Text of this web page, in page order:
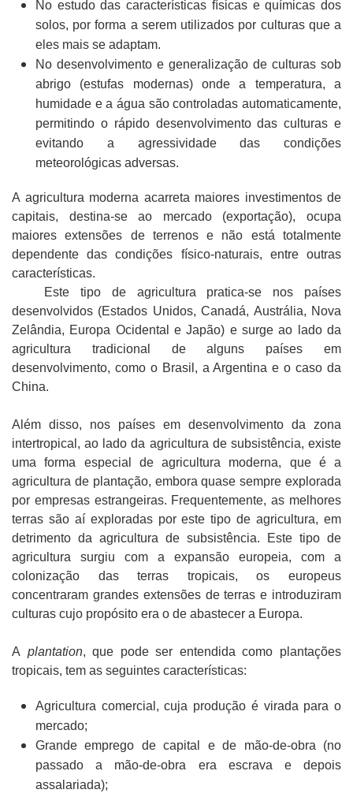
No estudo das características físicas e químicas dos
solos, por forma a serem utilizados por culturas que a
eles mais se adaptam.
No desenvolvimento e generalização de culturas sob
abrigo (estufas modernas) onde a temperatura, a
humidade e a água são controladas automaticamente,
permitindo o rápido desenvolvimento das culturas e
evitando a agressividade das condições
meteorológicas adversas.
A agricultura moderna acarreta maiores investimentos de
capitais, destina-se ao mercado (exportação), ocupa
maiores extensões de terrenos e não está totalmente
dependente das condições físico-naturais, entre outras
características.
Este tipo de agricultura pratica-se nos países
desenvolvidos (Estados Unidos, Canadá, Austrália, Nova
Zelândia, Europa Ocidental e Japão) e surge ao lado da
agricultura tradicional de alguns países em
desenvolvimento, como o Brasil, a Argentina e o caso da
China.
Além disso, nos países em desenvolvimento da zona
intertropical, ao lado da agricultura de subsistência, existe
uma forma especial de agricultura moderna, que é a
agricultura de plantação, embora quase sempre explorada
por empresas estrangeiras. Frequentemente, as melhores
terras são aí exploradas por este tipo de agricultura, em
detrimento da agricultura de subsistência. Este tipo de
agricultura surgiu com a expansão europeia, com a
colonização das terras tropicais, os europeus
concentraram grandes extensões de terras e introduziram
culturas cujo propósito era o de abastecer a Europa.
A plantation, que pode ser entendida como plantações
tropicais, tem as seguintes características:
Agricultura comercial, cuja produção é virada para o
mercado;
Grande emprego de capital e de mão-de-obra (no
passado a mão-de-obra era escrava e depois
assalariada);